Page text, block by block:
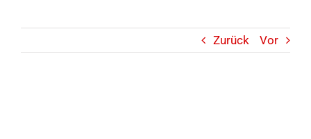
Zurück Vor